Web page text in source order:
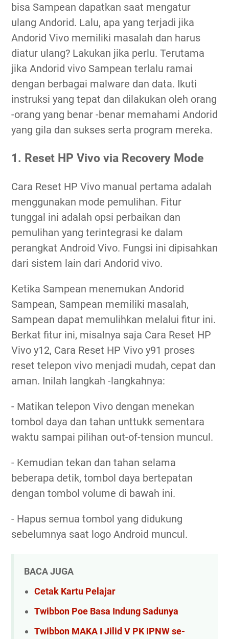
bisa Sampean dapatkan saat mengatur
ulang Andorid. Lalu, apa yang terjadi jika
Andorid Vivo memiliki masalah dan harus
diatur ulang? Lakukan jika perlu. Terutama
jika Andorid vivo Sampean terlalu ramai
dengan berbagai malware dan data. Ikuti
instruksi yang tepat dan dilakukan oleh orang
-orang yang benar -benar memahami Andorid
yang gila dan sukses serta program mereka.
1. Reset HP Vivo via Recovery Mode
Cara Reset HP Vivo manual pertama adalah
menggunakan mode pemulihan. Fitur
tunggal ini adalah opsi perbaikan dan
pemulihan yang terintegrasi ke dalam
perangkat Android Vivo. Fungsi ini dipisahkan
dari sistem lain dari Andorid vivo.
Ketika Sampean menemukan Andorid
Sampean, Sampean memiliki masalah,
Sampean dapat memulihkan melalui fitur ini.
Berkat fitur ini, misalnya saja Cara Reset HP
Vivo y12, Cara Reset HP Vivo y91 proses
reset telepon vivo menjadi mudah, cepat dan
aman. Inilah langkah -langkahnya:
- Matikan telepon Vivo dengan menekan
tombol daya dan tahan unttukk sementara
waktu sampai pilihan out-of-tension muncul.
- Kemudian tekan dan tahan selama
beberapa detik, tombol daya bertepatan
dengan tombol volume di bawah ini.
- Hapus semua tombol yang didukung
sebelumnya saat logo Android muncul.
BACA JUGA
Cetak Kartu Pelajar
Twibbon Poe Basa Indung Sadunya
Twibbon MAKA I Jilid V PK IPNW se-